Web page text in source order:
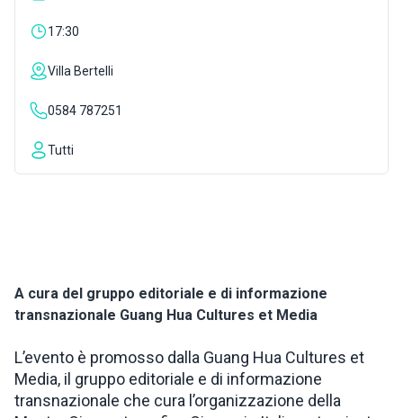
ISPIRAZIONI
WEBCAM
17:30
Villa Bertelli
0584 787251
Tutti
A cura del gruppo editoriale e di informazione
transnazionale Guang Hua Cultures et Media
L’evento è promosso dalla Guang Hua Cultures et
Media, il gruppo editoriale e di informazione
transnazionale che cura l’organizzazione della